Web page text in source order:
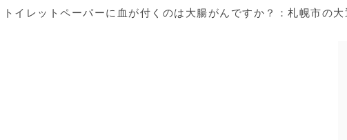
トイレットペーパーに血が付くのは大腸がんですか？：札幌市の